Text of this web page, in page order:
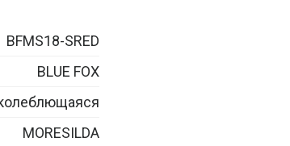
BFMS18-SRED
BLUE FOX
MORESILDA